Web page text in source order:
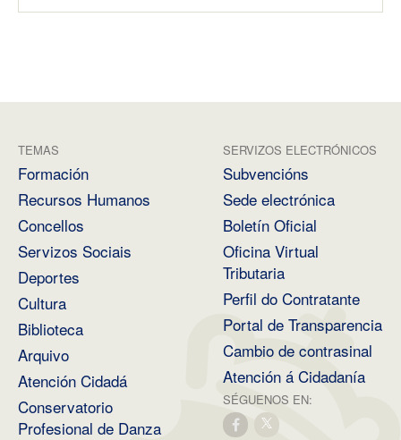
TEMAS
Formación
Recursos Humanos
Concellos
Servizos Sociais
Deportes
Cultura
Biblioteca
Arquivo
Atención Cidadá
Conservatorio
Profesional de Danza
SERVIZOS ELECTRÓNICOS
Subvencións
Sede electrónica
Boletín Oficial
Oficina Virtual
Tributaria
Perfil do Contratante
Portal de Transparencia
Cambio de contrasinal
Atención á Cidadanía
SÉGUENOS EN: